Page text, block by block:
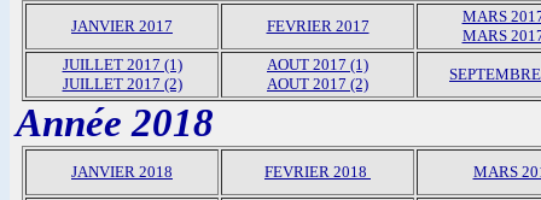
JANVIER 2017 FEVRIER 2017
MARS
MARS
JUILLET 2017 (1)
JUILLET 2017 (2)
AOUT 2017 (1)
AOUT 2017 (2)
Année 2018
JANVIER 2018 FEVRIER 2018 MARS